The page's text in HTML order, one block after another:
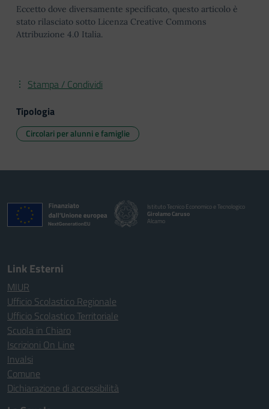
Eccetto dove diversamente specificato, questo articolo è
stato rilasciato sotto Licenza Creative Commons
Attribuzione 4.0 Italia.
Stampa / Condividi
Tipologia
Circolari per alunni e famiglie
Istituto Tecnico Economico e Tecnologico
Girolamo Caruso
Alcamo
Link Esterni
MIUR
Ufficio Scolastico Regionale
Ufficio Scolastico Territoriale
Scuola in Chiaro
Iscrizioni On Line
Invalsi
Comune
Dichiarazione di accessibilità